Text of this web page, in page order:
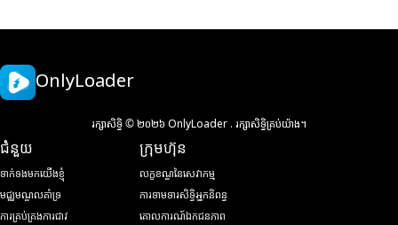
OnlyLoader
រក្សាសិទ្ធិ © ២០២៦ OnlyLoader . រក្សាសិទ្ធិគ្រប់យ៉ាង។
ជំនួយ
ទាក់ទងមកយើងខ្ញុំ
មជ្ឈមណ្ឌលគាំទ្រ
ការគ្រប់គ្រងការជាវ
ក្រុមហ៊ុន
លក្ខខណ្ឌនៃសេវាកម្ម
ការទាមទារសិទ្ធិអ្នកនិពន្ធ
គោលការណ៍ឯកជនភាព